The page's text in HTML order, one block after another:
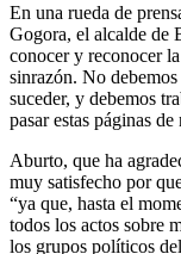
En una rueda de
Gogora, el alcalde de
conocer y reconocer
sinrazón. No
suceder, y debemos
pasar estas páginas
Aburto, que ha
muy satisfecho por
“ya que, hasta el
todos los actos sobre
los grupos políticos